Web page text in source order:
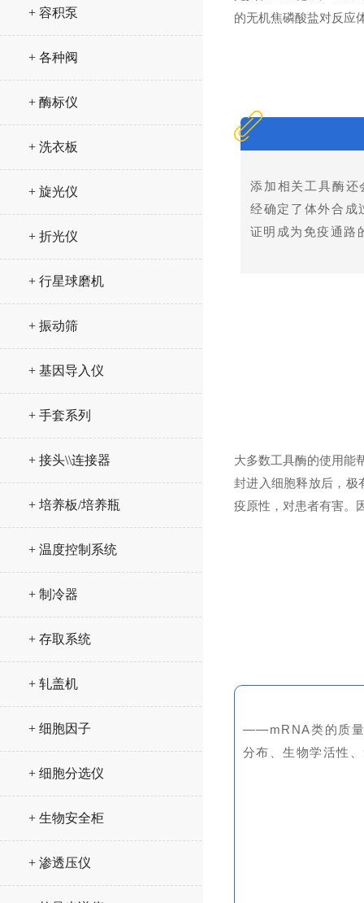
+ 容积泵
+ 各种阀
+ 酶标仪
+ 洗衣板
+ 旋光仪
+ 折光仪
+ 行星球磨机
+ 振动筛
+ 基因导入仪
+ 手套系列
+ 接头\\连接器
+ 培养板/培养瓶
+ 温度控制系统
+ 制冷器
+ 存取系统
+ 轧盖机
+ 细胞因子
+ 细胞分选仪
+ 生物安全柜
+ 渗透压仪
的无机焦磷酸盐对反应
添加相关工具酶
经确定了体外合
证明成为免疫通路
大多数工具酶的使用能
封进入细胞释放后，极
疫原性，对患者有害。
——mRNA类的质量
分布、生物学活性